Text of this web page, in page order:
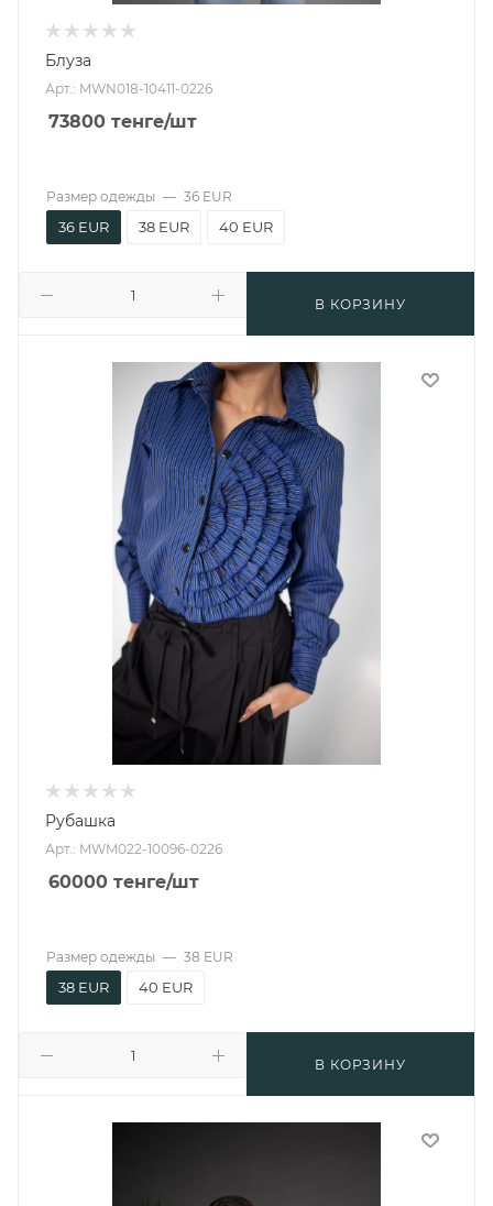
Блуза
Арт.: MWN018-10411-0226
73800 тенге/шт
В КОРЗИНУ
Размер одежды — 36 EUR
36 EUR 38 EUR 40 EUR
Рубашка
Арт.: MWM022-10096-0226
60000 тенге/шт
В КОРЗИНУ
Размер одежды — 38 EUR
38 EUR 40 EUR